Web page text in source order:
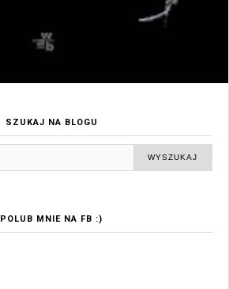
SZUKAJ NA BLOGU
POLUB MNIE NA FB :)